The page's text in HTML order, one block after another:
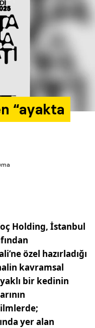
“ayakta
Holding, İstanbul
özel hazırladığı
kavramsal
bir kedinin
yer alan